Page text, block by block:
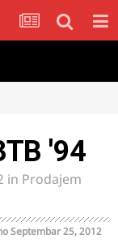
'94
in Prodajem
Septembar 25, 2012